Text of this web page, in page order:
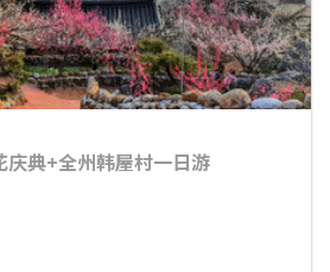
典+全州韩屋村一日游